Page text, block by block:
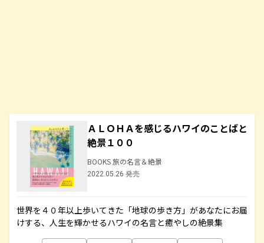
ＡＬＯＨＡを感じるハワイのことばと
絶景１００
BOOKS 旅の名言＆絶景
2022.05.26 発売
世界を４０年以上歩いてきた「地球の歩き方」があなたにお届
けする、人生を輝かせるハワイの名言と癒やしの絶景集